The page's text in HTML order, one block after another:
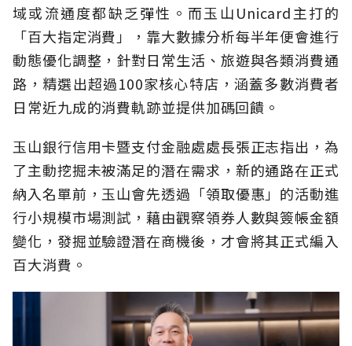
域或流通度都缺乏彈性。而玉山Unicard主打的
「百大指定消費」，靠大數據分析每半年便會進行
動態優化調整，針對日常生活、旅遊與各類消費通
路，精選出超過100家核心特店，涵蓋多數消費者
日常近九成的消費軌跡並提供加碼回饋。
玉山銀行信用卡暨支付金融處處長張正志指出，為
了主動挖掘未被滿足的潛在需求，新的通路在正式
納入名單前，玉山會先透過「領取優惠」的活動進
行小規模市場測試，藉由觀察領券人數與簽帳金額
變化，發掘並驗證潛在商機後，才會將其正式編入
百大消費。